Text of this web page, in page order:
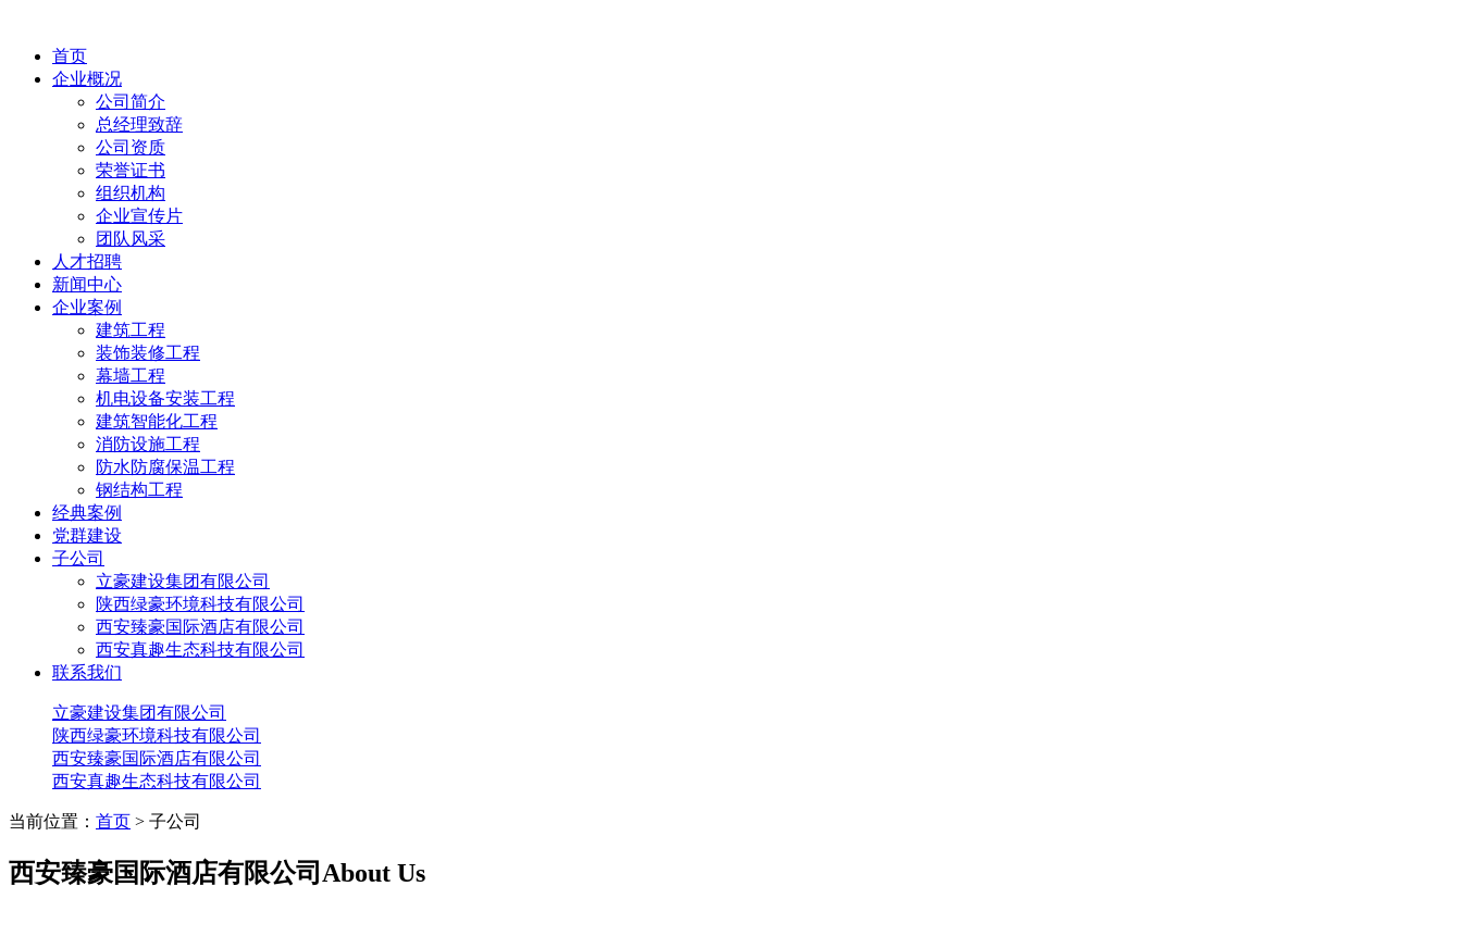
首页
企业概况
公司简介
总经理致辞
公司资质
荣誉证书
组织机构
企业宣传片
团队风采
人才招聘
新闻中心
企业案例
建筑工程
装饰装修工程
幕墙工程
机电设备安装工程
建筑智能化工程
消防设施工程
防水防腐保温工程
钢结构工程
经典案例
党群建设
子公司
立豪建设集团有限公司
陕西绿豪环境科技有限公司
西安臻豪国际酒店有限公司
西安真趣生态科技有限公司
联系我们
立豪建设集团有限公司
陕西绿豪环境科技有限公司
西安臻豪国际酒店有限公司
西安真趣生态科技有限公司
当前位置： 首页 > 子公司
西安臻豪国际酒店有限公司 About Us